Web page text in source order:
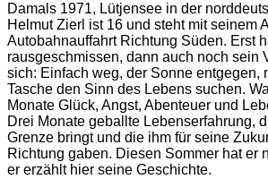
Damals 1971, Lütjensee in der
Helmut Zierl ist 16 und steht mit seinem
Autobahnauffahrt Richtung Süden. Erst
rausgeschmissen, dann auch noch sein
sich: Einfach weg, der Sonne entgegen,
Tasche den Sinn des Lebens suchen.
Monate Glück, Angst, Abenteuer und
Drei Monate geballte Lebenserfahrung,
Grenze bringt und die ihm für seine
Richtung gaben. Diesen Sommer hat er
er erzählt hier seine Geschichte.